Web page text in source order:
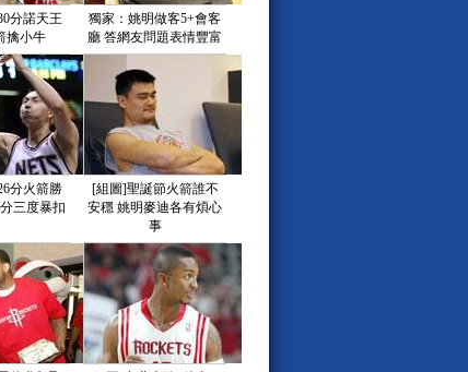
失關鍵球 火箭遭逆轉客場負黃蜂
節遭翻盤 保羅準2雙終結休城連勝
火箭交易麥迪 稱三號將在休城爛掉
擾亂全明星票選 麥迪首發遭質疑
再追麥蒂 願送出兩屆全明星巴特勒
小布腳踝酸痛 黑豆表態帶傷打黃蜂
獲高層認可 火箭老闆宣佈將會續約他
麥迪交易進程：下周會有更多的談判
丁格已基本恢復 戰湖人可派其上場
膺最佳教練 火箭拒絕阿裏納斯
戰火箭傳聞 仍覺眩暈打比賽不實際
明如是説：她是我唯一約會的女人
體育台NBA直播 11時火箭對決湖人
享東西部周最佳 小布提名無緣當選
10大新東家 竟稱火箭或用他換阿聯
姚明"虎子"會是男孩還是女孩？
過姐妹法眼 虎年姚明迎雙豐收(圖)
戀再度回首 曾經多少柔情煙雨中
分諾天王
擒小牛
獨家：姚明做客5+會客
廳 答網友問題表情豐富
分火箭勝
三度暴扣
[組圖]聖誕節火箭誰不
安穩 姚明麥迪各有煩心
事